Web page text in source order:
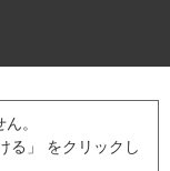
。
る」 をクリックし